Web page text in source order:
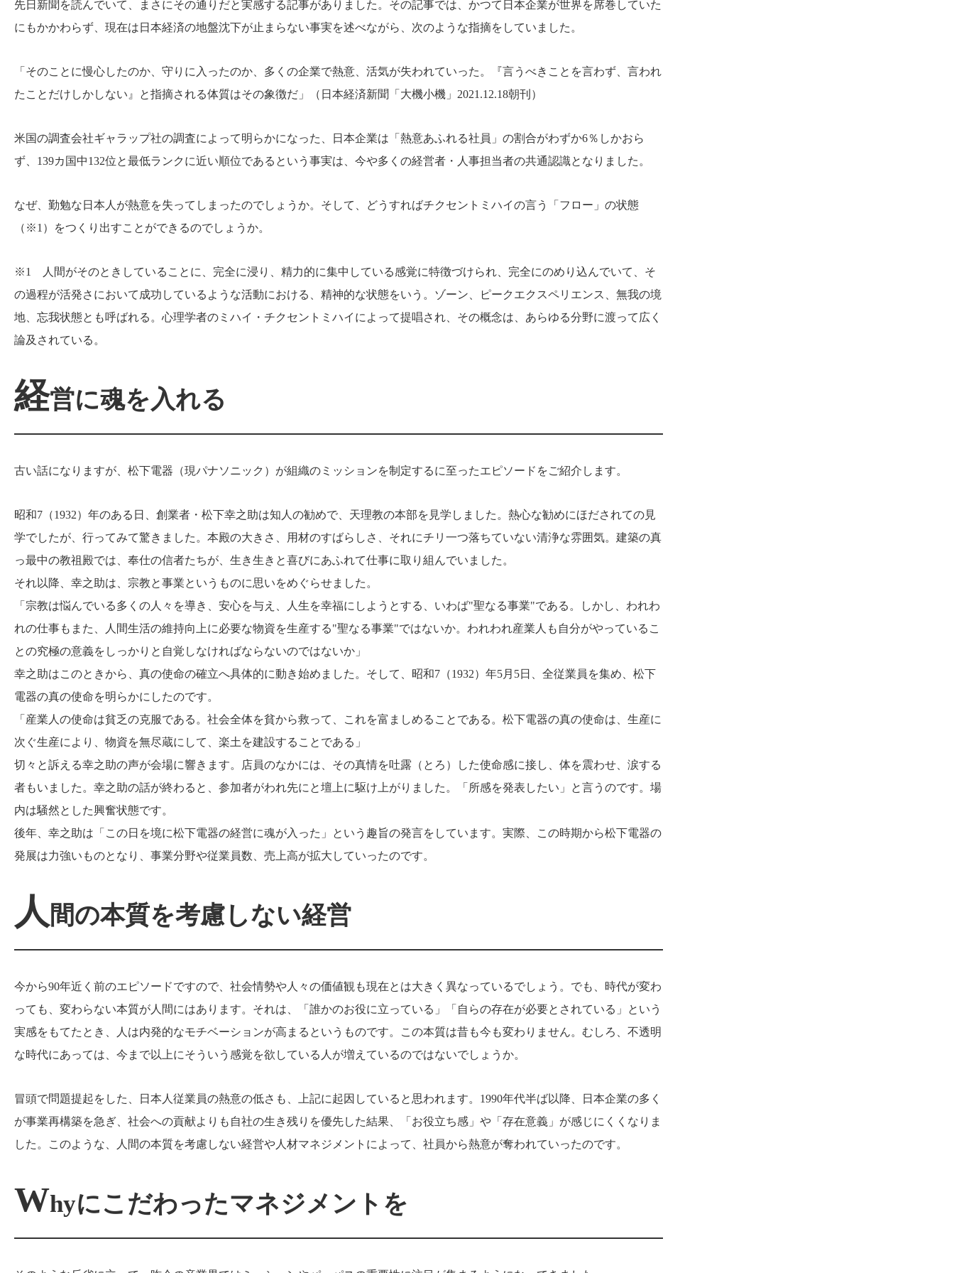
先日新聞を読んでいて、まさにその通りだと実感する記事がありました。その記事では、かつて日本企業が世界を席巻していた
にもかかわらず、現在は日本経済の地盤沈下が止まらない事実を述べながら、次のような指摘をしていました。
「そのことに慢心したのか、守りに入ったのか、多くの企業で熱意、活気が失われていった。『言うべきことを言わず、言われ
たことだけしかしない』と指摘される体質はその象徴だ」（日本経済新聞「大機小機」2021.12.18朝刊）
米国の調査会社ギャラップ社の調査によって明らかになった、日本企業は「熱意あふれる社員」の割合がわずか6％しかおら
ず、139カ国中132位と最低ランクに近い順位であるという事実は、今や多くの経営者・人事担当者の共通認識となりました。
なぜ、勤勉な日本人が熱意を失ってしまったのでしょうか。そして、どうすればチクセントミハイの言う「フロー」の状態
（※1）をつくり出すことができるのでしょうか。
※1 人間がそのときしていることに、完全に浸り、精力的に集中している感覚に特徴づけられ、完全にのめり込んでいて、そ
の過程が活発さにおいて成功しているような活動における、精神的な状態をいう。ゾーン、ピークエクスペリエンス、無我の境
地、忘我状態とも呼ばれる。心理学者のミハイ・チクセントミハイによって提唱され、その概念は、あらゆる分野に渡って広く
論及されている。
経営に魂を入れる
古い話になりますが、松下電器（現パナソニック）が組織のミッションを制定するに至ったエピソードをご紹介します。
昭和7（1932）年のある日、創業者・松下幸之助は知人の勧めで、天理教の本部を見学しました。熱心な勧めにほだされての見
学でしたが、行ってみて驚きました。本殿の大きさ、用材のすばらしさ、それにチリ一つ落ちていない清浄な雰囲気。建築の真
っ最中の教祖殿では、奉仕の信者たちが、生き生きと喜びにあふれて仕事に取り組んでいました。
それ以降、幸之助は、宗教と事業というものに思いをめぐらせました。
「宗教は悩んでいる多くの人々を導き、安心を与え、人生を幸福にしようとする、いわば"聖なる事業"である。しかし、われわ
れの仕事もまた、人間生活の維持向上に必要な物資を生産する"聖なる事業"ではないか。われわれ産業人も自分がやっているこ
との究極の意義をしっかりと自覚しなければならないのではないか」
幸之助はこのときから、真の使命の確立へ具体的に動き始めました。そして、昭和7（1932）年5月5日、全従業員を集め、松下
電器の真の使命を明らかにしたのです。
「産業人の使命は貧乏の克服である。社会全体を貧から救って、これを富ましめることである。松下電器の真の使命は、生産に
次ぐ生産により、物資を無尽蔵にして、楽土を建設することである」
切々と訴える幸之助の声が会場に響きます。店員のなかには、その真情を吐露（とろ）した使命感に接し、体を震わせ、涙する
者もいました。幸之助の話が終わると、参加者がわれ先にと壇上に駆け上がりました。「所感を発表したい」と言うのです。場
内は騒然とした興奮状態です。
後年、幸之助は「この日を境に松下電器の経営に魂が入った」という趣旨の発言をしています。実際、この時期から松下電器の
発展は力強いものとなり、事業分野や従業員数、売上高が拡大していったのです。
人 間の本質を考慮しない経営
今から90年近く前のエピソードですので、社会情勢や人々の価値観も現在とは大きく異なっているでしょう。でも、時代が変わ
っても、変わらない本質が人間にはあります。それは、「誰かのお役に立っている」「自らの存在が必要とされている」という
実感をもてたとき、人は内発的なモチベーションが高まるというものです。この本質は昔も今も変わりません。むしろ、不透明
な時代にあっては、今まで以上にそういう感覚を欲している人が増えているのではないでしょうか。
冒頭で問題提起をした、日本人従業員の熱意の低さも、上記に起因していると思われます。1990年代半ば以降、日本企業の多く
が事業再構築を急ぎ、社会への貢献よりも自社の生き残りを優先した結果、「お役立ち感」や「存在意義」が感じにくくなりま
した。このような、人間の本質を考慮しない経営や人材マネジメントによって、社員から熱意が奪われていったのです。
Whyにこだわったマネジメントを